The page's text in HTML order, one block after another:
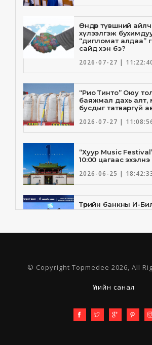
Өндөр түвшний
хүлээлгэж
“дипломат алдаа”
сайд хэн бэ?
2026-07-27 |
“Рио Тинто” Оюу
баяжмал дахь алт,
бусдыг татваргүй
2026-07-27 |
“Хуур Music
10:00 цагаас эхэлнэ
2026-06-25 |
Төрийн банкны И-
үйлчилгээнд
2026-06-25 | 9:33:55
Төрийн банк, Санхүү
Засгийн Их
шинэчлэн
© Copyright Topmedee 2026, All
Үнийн санал